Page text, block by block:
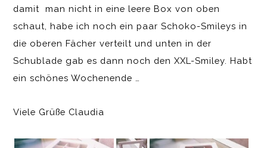
damit man nicht in eine leere Box von oben
schaut, habe ich noch ein paar Schoko-Smileys in
die oberen Fächer verteilt und unten in der
Schublade gab es dann noch den XXL-Smiley. Habt
ein schönes Wochenende …
Viele Grüße Claudia